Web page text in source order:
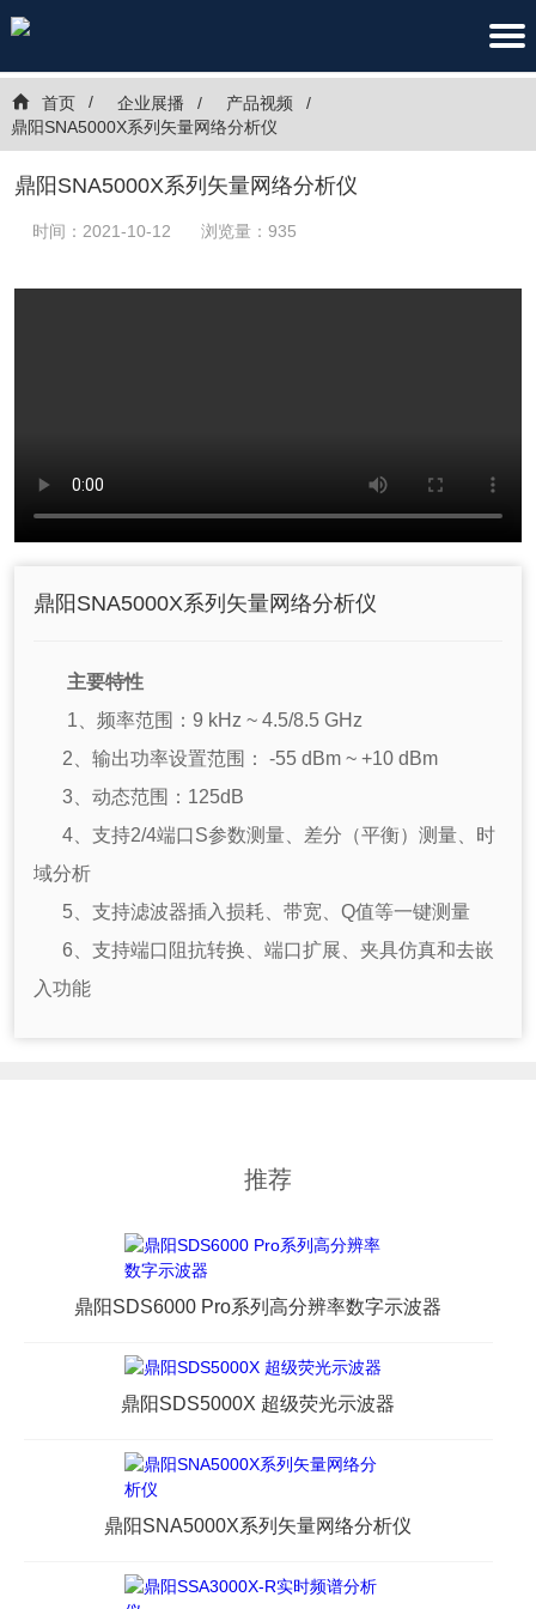
首页 企业展播
产品视频
鼎阳SNA5000X系列矢量网络分析仪
鼎阳SNA5000X系列矢量网络分析仪
时间：2021-10-12 浏览量：935
鼎阳SNA5000X系列矢量网络分析仪
主要特性
1、频率范围：9 kHz ~ 4.5/8.5 GHz
2、输出功率设置范围： -55 dBm ~ +10 dBm
3、动态范围：125dB
4、支持2/4端口S参数测量、差分（平衡）测量、时
域分析
5、支持滤波器插入损耗、带宽、Q值等一键测量
6、支持端口阻抗转换、端口扩展、夹具仿真和去嵌
入功能
推荐
鼎阳SDS6000 Pro系列高分辨率数字示波器
鼎阳SDS5000X 超级荧光示波器
鼎阳SNA5000X系列矢量网络分析仪